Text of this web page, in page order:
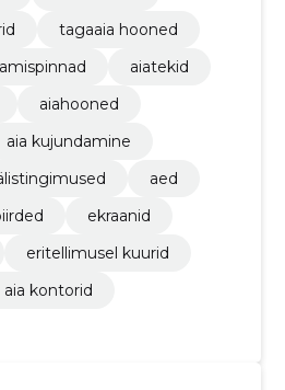
tagaaia hooned
aiatekid
aiahooned
aia kujundamine
aed
ekraanid
eritellimusel kuurid
aia kontorid